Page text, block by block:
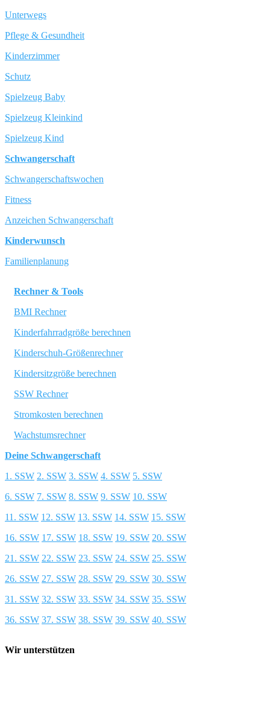
Unterwegs
Pflege & Gesundheit
Kinderzimmer
Schutz
Spielzeug Baby
Spielzeug Kleinkind
Spielzeug Kind
Schwangerschaft
Schwangerschaftswochen
Fitness
Anzeichen Schwangerschaft
Kinderwunsch
Familienplanung
Rechner & Tools
BMI Rechner
Kinderfahrradgröße berechnen
Kinderschuh-Größenrechner
Kindersitzgröße berechnen
SSW Rechner
Stromkosten berechnen
Wachstumsrechner
Deine Schwangerschaft
1. SSW 2. SSW 3. SSW 4. SSW 5. SSW
6. SSW 7. SSW 8. SSW 9. SSW 10. SSW
11. SSW 12. SSW 13. SSW 14. SSW 15. SSW
16. SSW 17. SSW 18. SSW 19. SSW 20. SSW
21. SSW 22. SSW 23. SSW 24. SSW 25. SSW
26. SSW 27. SSW 28. SSW 29. SSW 30. SSW
31. SSW 32. SSW 33. SSW 34. SSW 35. SSW
36. SSW 37. SSW 38. SSW 39. SSW 40. SSW
Wir unterstützen